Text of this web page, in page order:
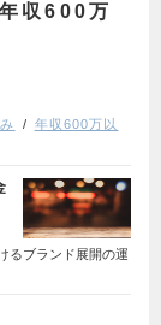
収600万
年収600万以
るブランド展開の運